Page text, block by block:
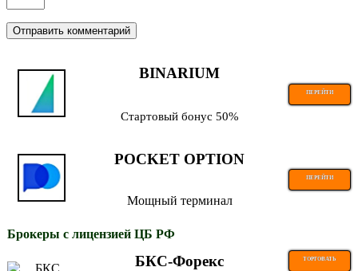
BINARIUM
ПЕРЕЙТИ
Стартовый бонус 50%
POCKET OPTION
ПЕРЕЙТИ
Мощный терминал
Брокеры с лицензией ЦБ РФ
БКС-Форекс ТОРГОВАТЬ